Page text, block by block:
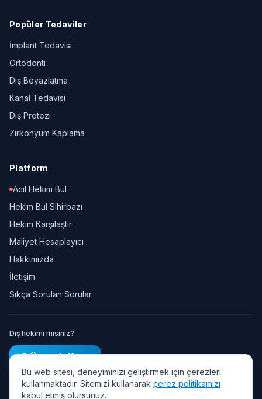
Popüler Tedaviler
İmplant Tedavisi
Ortodonti
Diş Beyazlatma
Kanal Tedavisi
Diş Protezi
Zirkonyum Kaplama
Platform
Acil Hekim Bul
Hekim Bul Sihirbazı
Hekim Karşılaştır
Maliyet Hesaplayıcı
Hakkımızda
İletişim
Sıkça Sorulan Sorular
Diş hekimi misiniz?
Ücretsiz Kayıt
Bu web sitesi, deneyiminizi geliştirmek için çerezleri
kullanmaktadır. Sitemizi kullanarak çerez politikamızı
kabul etmiş olursunuz.